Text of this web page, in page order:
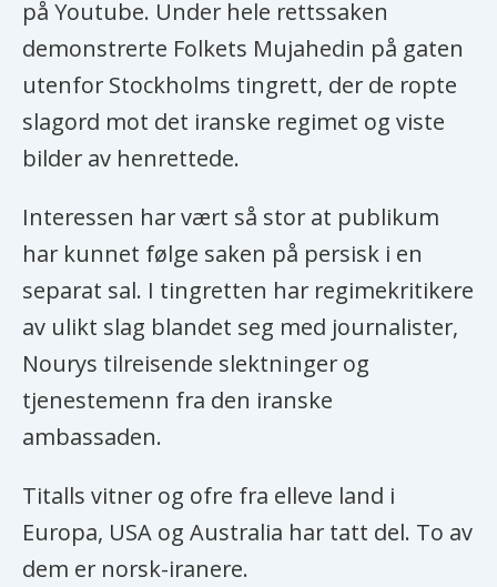
Kilder: AFP, Landguiden, The Guardian
på Youtube. Under hele rettssaken
demonstrerte Folkets Mujahedin på gaten
utenfor Stockholms tingrett, der de ropte
slagord mot det iranske regimet og viste
bilder av henrettede.
Interessen har vært så stor at publikum
har kunnet følge saken på persisk i en
separat sal. I tingretten har regimekritikere
av ulikt slag blandet seg med journalister,
Nourys tilreisende slektninger og
tjenestemenn fra den iranske
ambassaden.
Titalls vitner og ofre fra elleve land i
Europa, USA og Australia har tatt del. To av
dem er norsk-iranere.